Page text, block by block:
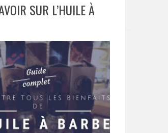
SUR L’HUILE À